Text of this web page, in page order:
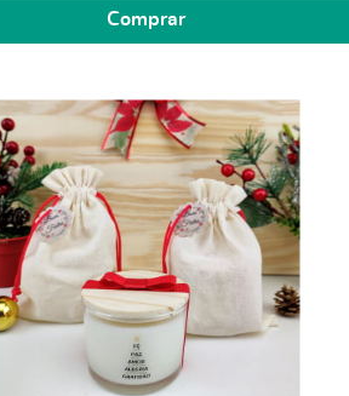
Comprar